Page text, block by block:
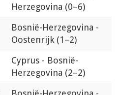
Herzegovina (0–6)
Bosnië-Herzegovina -
Oostenrijk (1–2)
Cyprus - Bosnië-
Herzegovina (2–2)